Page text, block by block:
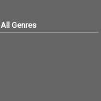
All Genres